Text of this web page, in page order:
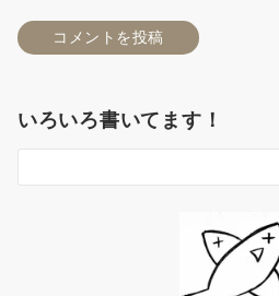
いろいろ書いてます！